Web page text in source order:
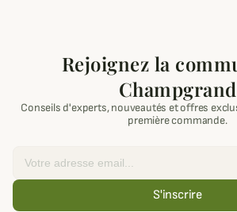
Rejoignez la
Champgrand
Conseils d'experts, nouveautés et offres
première commande.
S'inscrire